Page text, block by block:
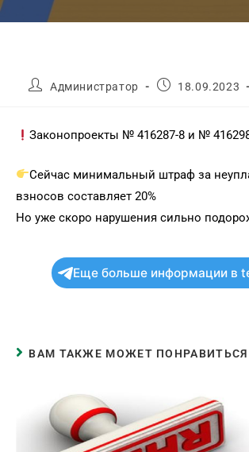
Администратор 18.09.2023
Законопроекты № 416287-8 и №
Сейчас минимальный штраф за
взносов составляет 20%
Но уже скоро нарушения сильно
Еще больше информации в
ВАМ ТАКЖЕ МОЖЕТ ПОНРАВИТЬСЯ